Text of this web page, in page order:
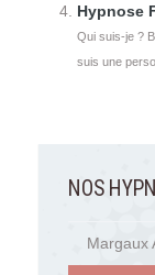
Hypnose
Qui suis-je ?
suis une
NOS
Margaux